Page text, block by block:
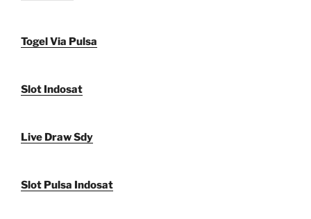
Togel Via Pulsa
Slot Indosat
Live Draw Sdy
Slot Pulsa Indosat